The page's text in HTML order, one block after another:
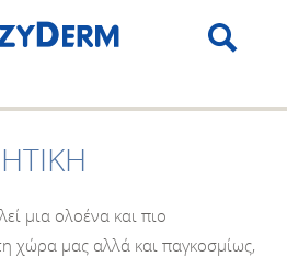
μια ολοένα και πιο
χώρα μας αλλά και παγκοσμίως,